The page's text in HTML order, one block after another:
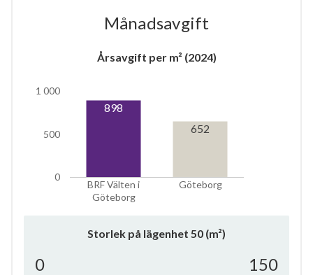
5
lägenheter
Månadsavgift
Årsavgift per m² (2024)
BRF Välten i
Göteborg
Göteborg
0
500
1 000
898
652
Storlek på lägenhet 50 (m²)
0 150